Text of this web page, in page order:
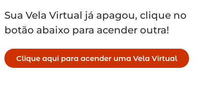
Sua Vela Virtual já apagou, clique no
botão abaixo para acender outra!
Clique aqui para acender uma Vela Virtual